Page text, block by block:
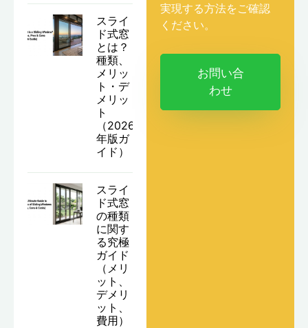
スライ
ド式窓
とは？
種類、
メリッ
ト・デ
メリッ
ト
（2026
年版ガ
イド）
スライ
ド式窓
の種類
に関す
る究極
ガイド
（メリ
ット、
デメリ
ット、
費用）
実現する方法をご確認
ください。
お問い合
わせ